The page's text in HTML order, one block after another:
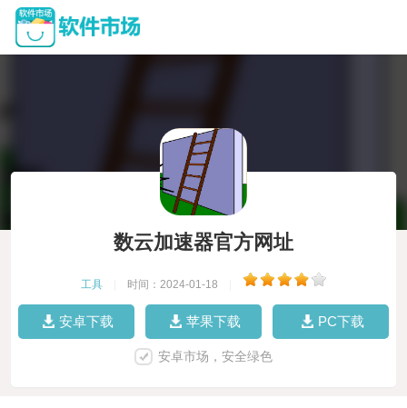
数云加速器官方网址
工具 时间：2024-01-18
安卓下载 苹果下载 PC下载
安卓市场，安全绿色